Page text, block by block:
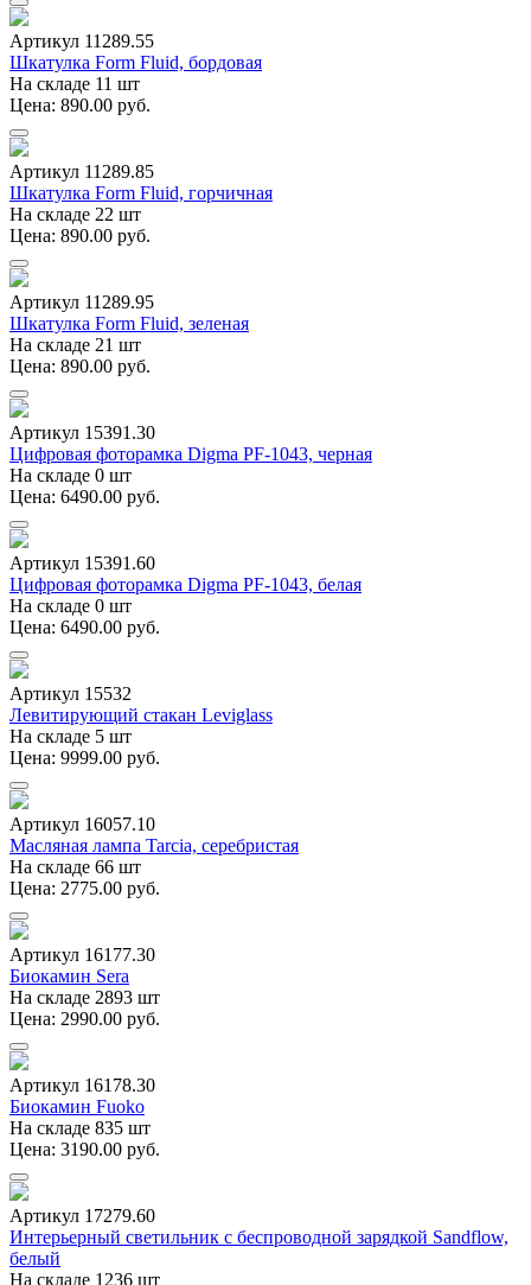
Артикул 11289.55
Шкатулка Form Fluid, бордовая
На складе 11 шт
Цена: 890.00 руб.
Артикул 11289.85
Шкатулка Form Fluid, горчичная
На складе 22 шт
Цена: 890.00 руб.
Артикул 11289.95
Шкатулка Form Fluid, зеленая
На складе 21 шт
Цена: 890.00 руб.
Артикул 15391.30
Цифровая фоторамка Digma PF-1043, черная
На складе 0 шт
Цена: 6490.00 руб.
Артикул 15391.60
Цифровая фоторамка Digma PF-1043, белая
На складе 0 шт
Цена: 6490.00 руб.
Артикул 15532
Левитирующий стакан Leviglass
На складе 5 шт
Цена: 9999.00 руб.
Артикул 16057.10
Масляная лампа Tarcia, серебристая
На складе 66 шт
Цена: 2775.00 руб.
Артикул 16177.30
Биокамин Sera
На складе 2893 шт
Цена: 2990.00 руб.
Артикул 16178.30
Биокамин Fuoko
На складе 835 шт
Цена: 3190.00 руб.
Артикул 17279.60
Интерьерный светильник с беспроводной зарядкой Sandflow,
белый
На складе 1236 шт